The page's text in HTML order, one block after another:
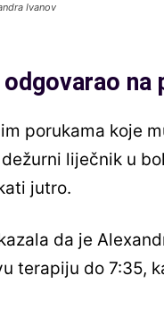
Ivanov
na
porukama koje
liječnik u
jutro.
da je
terapiju do 7:35,